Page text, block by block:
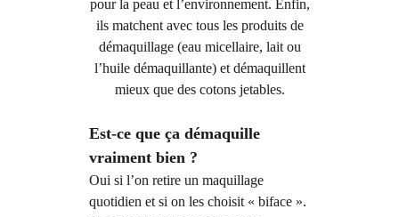
pour la peau et l’environnement. Enfin,
ils matchent avec tous les produits de
démaquillage (eau micellaire, lait ou
l’huile démaquillante) et démaquillent
mieux que des cotons jetables.
Est-ce que ça démaquille
vraiment bien ?
Oui si l’on retire un maquillage
quotidien et si on les choisit « biface ».